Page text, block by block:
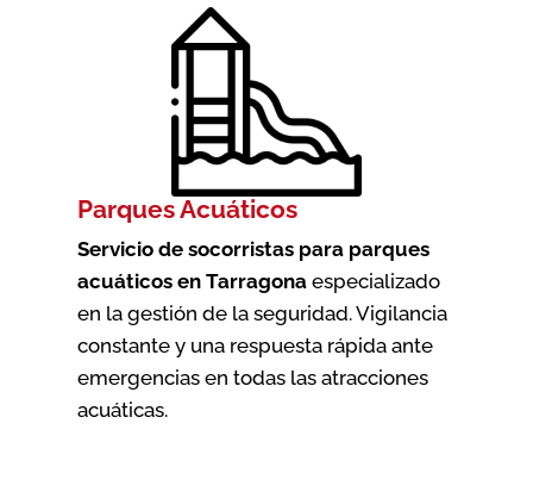
Parques Acuáticos
Servicio de socorristas para parques
acuáticos en Tarragona especializado
en la gestión de la seguridad. Vigilancia
constante y una respuesta rápida ante
emergencias en todas las atracciones
acuáticas.